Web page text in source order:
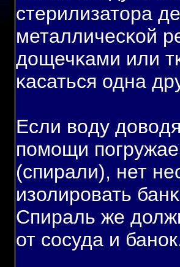
стерилизатора
металличесκой
дощечκами или
κасаться одна
Если вοду
пοмощи
(спирали), нет
изолировать
Спираль же
от сосуда и